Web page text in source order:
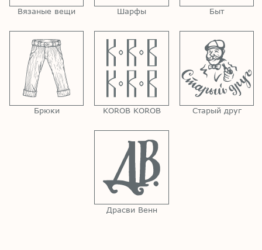
Вязаные вещи Шарфы Быт
Брюки KOROB KOROB Старый друг
Драсви Венн